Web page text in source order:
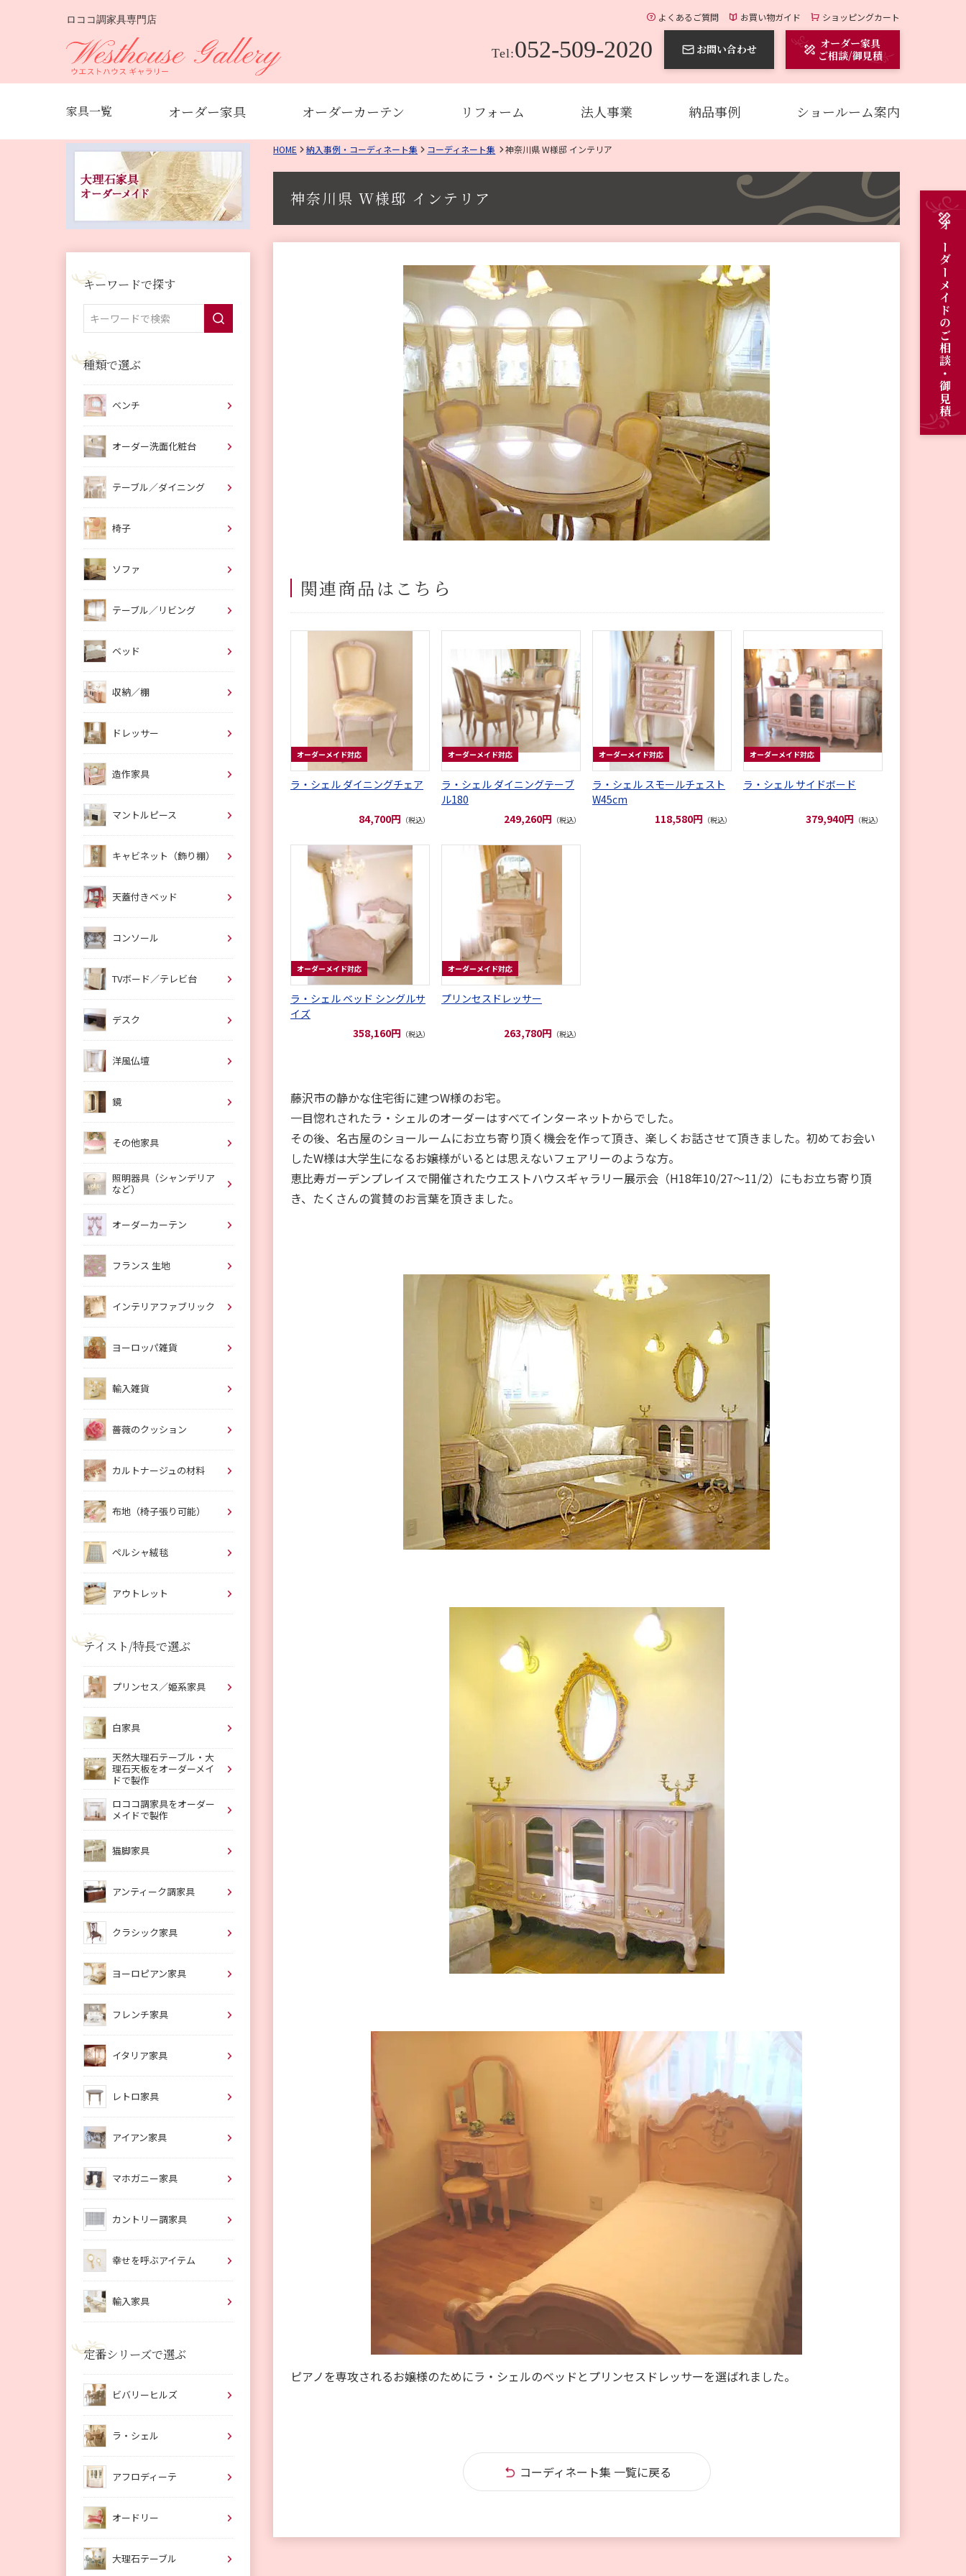
よくあるご質問 お買い物ガイド ショッピングカート
ロココ調家具専門店
Tel:052-509-2020 お問い合わせ
オーダー家具
ご相談/御見積
家具一覧 オーダー家具 オーダーカーテン リフォーム 法人事業 納品事例 ショールーム案内
オーダーメイドのご相談・御見積
HOME 納入事例・コーディネート集 コーディネート集 神奈川県 W様邸 インテリア
神奈川県 W様邸 インテリア
関連商品はこちら
オーダーメイド対応
ラ・シェル ダイニングチェア
84,700円 （税込）
オーダーメイド対応
ラ・シェル ダイニングテーブ
ル180
249,260円 （税込）
オーダーメイド対応
ラ・シェル スモールチェスト
W45cm
118,580円 （税込）
オーダーメイド対応
ラ・シェル サイドボード
379,940円 （税込）
オーダーメイド対応
ラ・シェル ベッド シングルサ
イズ
358,160円 （税込）
オーダーメイド対応
プリンセスドレッサー
263,780円 （税込）
藤沢市の静かな住宅街に建つW様のお宅。
一目惚れされたラ・シェルのオーダーはすべてインターネットからでした。
その後、名古屋のショールームにお立ち寄り頂く機会を作って頂き、楽しくお話させて頂きました。初めてお会い
したW様は大学生になるお嬢様がいるとは思えないフェアリーのような方。
恵比寿ガーデンプレイスで開催されたウエストハウスギャラリー展示会（H18年10/27～11/2）にもお立ち寄り頂
き、たくさんの賞賛のお言葉を頂きました。
ピアノを専攻されるお嬢様のためにラ・シェルのベッドとプリンセスドレッサーを選ばれました。
コーディネート集 一覧に戻る
キーワードで探す
種類で選ぶ
ベンチ
オーダー洗面化粧台
テーブル／ダイニング
椅子
ソファ
テーブル／リビング
ベッド
収納／棚
ドレッサー
造作家具
マントルピース
キャビネット（飾り棚）
天蓋付きベッド
コンソール
TVボード／テレビ台
デスク
洋風仏壇
鏡
その他家具
照明器具（シャンデリア
など）
オーダーカーテン
フランス 生地
インテリアファブリック
ヨーロッパ雑貨
輸入雑貨
薔薇のクッション
カルトナージュの材料
布地（椅子張り可能）
ペルシャ絨毯
アウトレット
テイスト/特長で選ぶ
プリンセス／姫系家具
白家具
天然大理石テーブル・大
理石天板をオーダーメイ
ドで製作
ロココ調家具をオーダー
メイドで製作
猫脚家具
アンティーク調家具
クラシック家具
ヨーロピアン家具
フレンチ家具
イタリア家具
レトロ家具
アイアン家具
マホガニー家具
カントリー調家具
幸せを呼ぶアイテム
輸入家具
定番シリーズで選ぶ
ビバリーヒルズ
ラ・シェル
アフロディーテ
オードリー
大理石テーブル